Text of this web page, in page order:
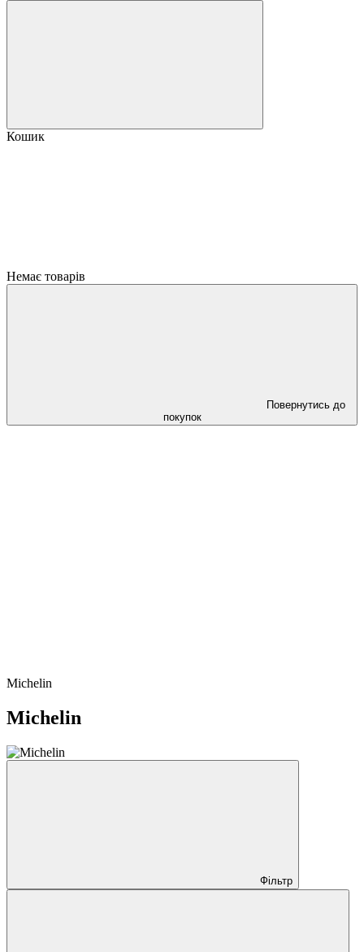
Кошик
Немає товарів
Повернутись до
покупок
Michelin
Michelin
Фільтр